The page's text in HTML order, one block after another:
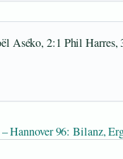
Aséko, 2:1 Phil Harres,
Hannover 96: Bilanz,